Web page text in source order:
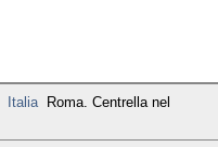
Italia
Roma. Centrella nel